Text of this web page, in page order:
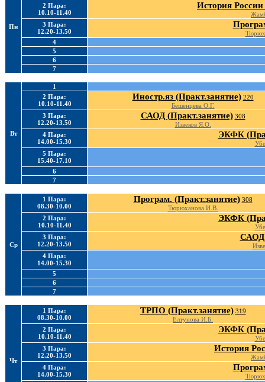
Пн
2 Пара:
10.10-11.40
История
3 Пара:
12.20-13.50
4
5
6
7
Вт
1
2 Пара:
10.10-11.40
Иностр.яз (Практ.занятие) 220
Бешенцева О.Г.
3 Пара:
12.20-13.50
САОД (Практ.занятие) 308
Извеков Я.О.
4 Пара:
14.00-15.30
ЭКФК
5 Пара:
15.40-17.10
6
7
Ср
1 Пара:
08.30-10.00
Програм. (Практ.занятие) 308
Тюрюханова И.В.
2 Пара:
10.10-11.40
ЭКФК
3 Пара:
12.20-13.50
САОД
4 Пара:
14.00-15.30
5
6
7
Чт
1 Пара:
08.30-10.00
ТРПО (Практ.занятие) 319
Елтунова И.Б.
2 Пара:
10.10-11.40
ЭКФК
3 Пара:
12.20-13.50
История
4 Пара:
14.00-15.30